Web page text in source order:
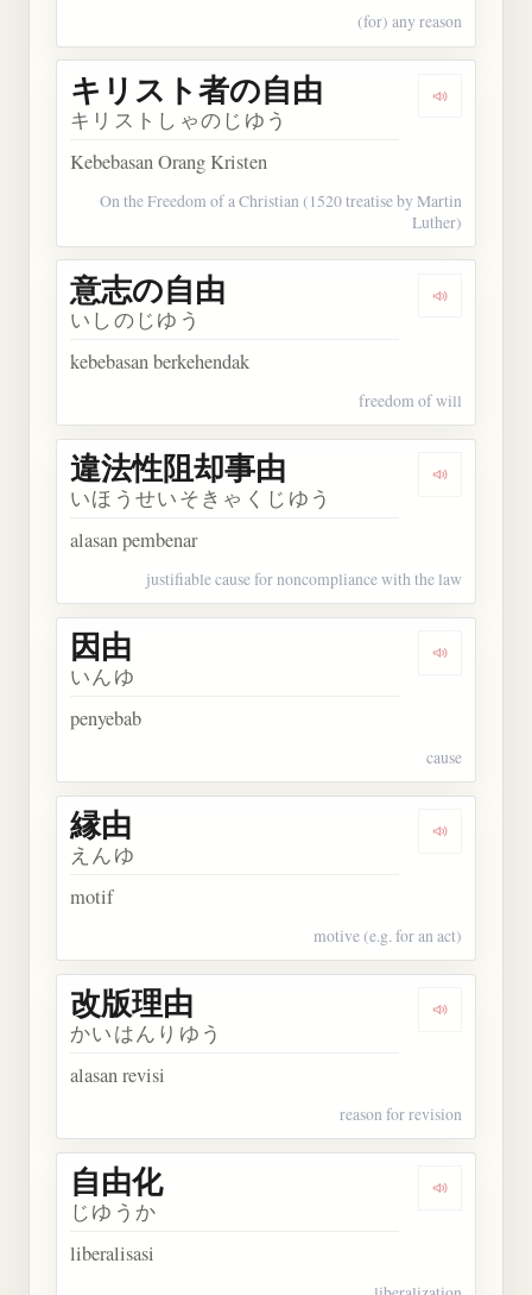
(for) any reason
Dengarkan
キリスト者の自由
キリストしゃのじゆう
Kebebasan Orang Kristen
On the Freedom of a Christian (1520 treatise by Martin
Luther)
Dengarkan
意志の自由
いしのじゆう
kebebasan berkehendak
freedom of will
Dengarkan
違法性阻却事由
いほうせいそきゃくじゆう
alasan pembenar
justifiable cause for noncompliance with the law
Dengarkan
因由
いんゆ
penyebab
cause
Dengarkan
縁由
えんゆ
motif
motive (e.g. for an act)
Dengarkan
改版理由
かいはんりゆう
alasan revisi
reason for revision
Dengarkan
自由化
じゆうか
liberalisasi